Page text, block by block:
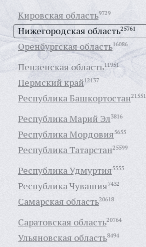
Кировская область9729
Нижегородская область25761
Оренбургская область16086
Пензенская область11951
Пермский край 12137
Республика Башкортостан21551
Республика Марий Эл3816
Республика Мордовия5655
Республика Татарстан25599
Республика Удмуртия5555
Республика Чувашия7432
Самарская область20618
Саратовская область20764
Ульяновская область8494